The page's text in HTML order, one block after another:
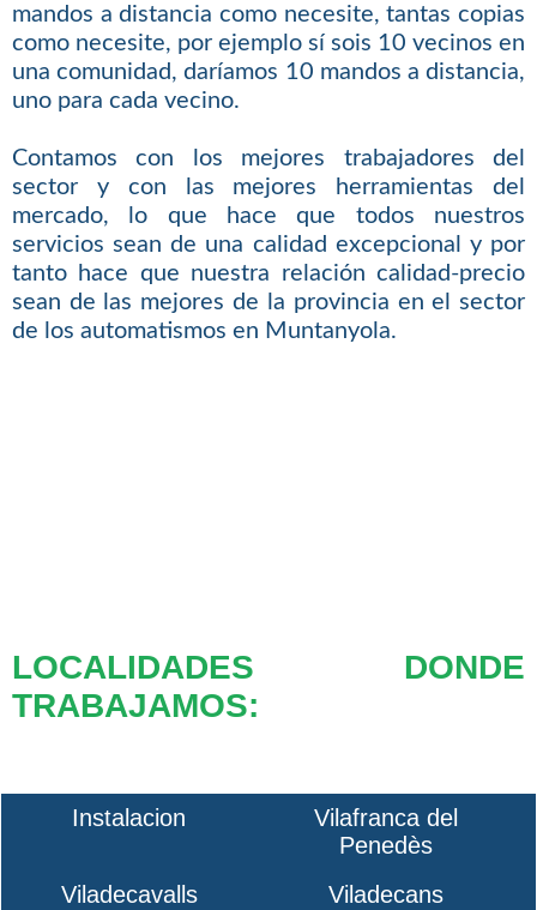
mandos a distancia como necesite, tantas copias
como necesite, por ejemplo sí sois 10 vecinos en
una comunidad, daríamos 10 mandos a distancia,
uno para cada vecino.
Contamos con los mejores trabajadores del
sector y con las mejores herramientas del
mercado, lo que hace que todos nuestros
servicios sean de una calidad excepcional y por
tanto hace que nuestra relación calidad-precio
sean de las mejores de la provincia en el sector
de los automatismos en Muntanyola.
LOCALIDADES DONDE
TRABAJAMOS:
Instalacion
Vilafranca del
Penedès
Viladecavalls
Viladecans